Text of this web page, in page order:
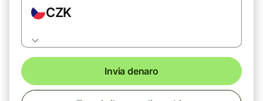
CZK
Invia denaro